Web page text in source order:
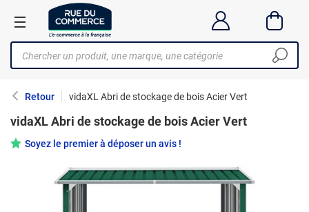
Retour vidaXL Abri de stockage de bois Acier Vert
vidaXL Abri de stockage de bois Acier Vert
Soyez le premier à déposer un avis !